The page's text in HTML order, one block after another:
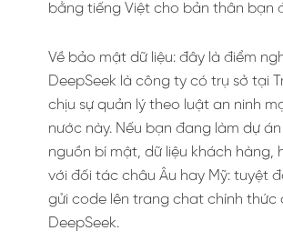
bằng tiếng Việt cho bản thân bạn
Về bảo mật dữ liệu: đây là điểm
DeepSeek là công ty có trụ sở tại
chịu sự quản lý theo luật an ninh
nước này. Nếu bạn đang làm dự
nguồn bí mật, dữ liệu khách hàng,
với đối tác châu Âu hay Mỹ: tuyệt
gửi code lên trang chat chính thức
DeepSeek.